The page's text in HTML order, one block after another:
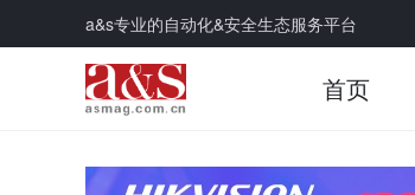
a&s专业的自动化&安全生态服务平台
首页